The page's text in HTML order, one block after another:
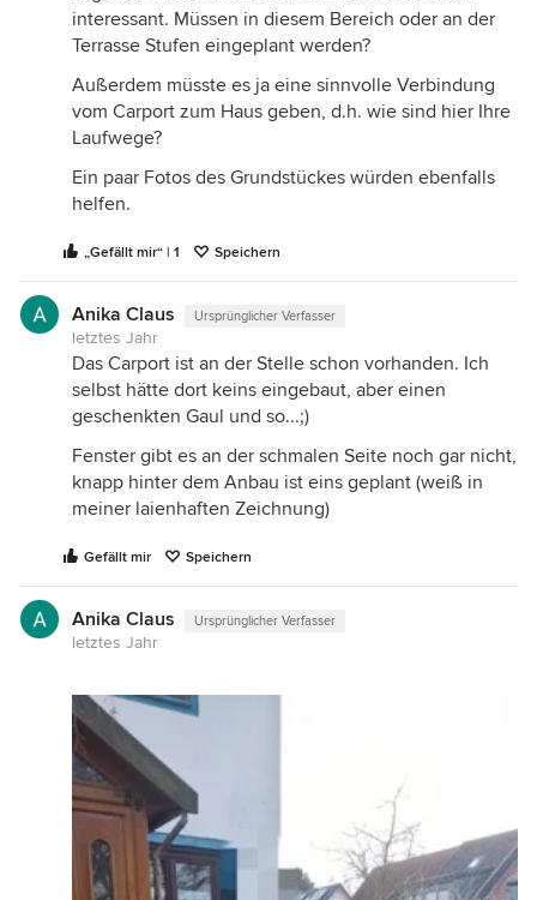
interessant. Müssen in diesem Bereich oder an der
Terrasse Stufen eingeplant werden?
Außerdem müsste es ja eine sinnvolle Verbindung
vom Carport zum Haus geben, d.h. wie sind hier Ihre
Laufwege?
Ein paar Fotos des Grundstückes würden ebenfalls
helfen.
„Gefällt mir“ | 1 Speichern
Anika Claus Ursprünglicher Verfasser
letztes Jahr
Das Carport ist an der Stelle schon vorhanden. Ich
selbst hätte dort keins eingebaut, aber einen
geschenkten Gaul und so...;)
Fenster gibt es an der schmalen Seite noch gar nicht,
knapp hinter dem Anbau ist eins geplant (weiß in
meiner laienhaften Zeichnung)
Gefällt mir Speichern
Anika Claus Ursprünglicher Verfasser
letztes Jahr